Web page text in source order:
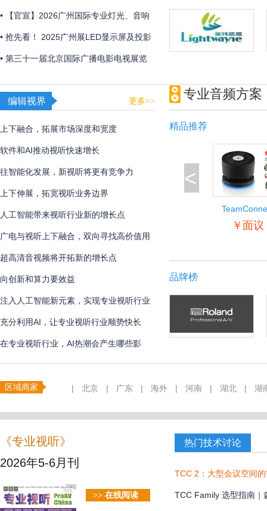
2026年初召开
• 【官宣】2026广州国际专业灯光、音响
展全新展区规划首发 ，全球招展正式启
动！
• 抢先看！ 2025广州展LED显示屏及投影
产品企业展品合集
• 第三十一届北京国际广播电影电视展览
编辑视界 更多>>
上下融合，拓展市场深度和宽度
软件和AI推动视听快速增长
往智能化发展，新视听将更有竞争力
上下伸展，拓宽视听业务边界
人工智能带来视听行业新的增长点
广电与视听上下融合，双向寻找高价值用
户
超高清音视频将开拓新的增长点
向创新和算力要效益
注入人工智能新元素，实现专业视听行业
创新
充分利用AI，让专业视听行业顺势快长
在专业视听行业，AI热潮会产生哪些影
响？
专业音频方案
精品推荐
<
￥面议
品牌榜
区域商家 | 北京 | 广东 | 海外 | 河南 | 湖北 | 湖
《专业视听》
2026年5-6月刊
>> 在线阅读
热门技术讨论
TCC 2：大型会议空间
TCC Family 选型指南｜